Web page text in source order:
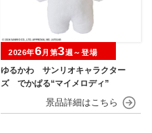
ゆるかわ サンリオキャラクター
ズ でかぱる“マイメロディ”
2026年6月第3週～登場